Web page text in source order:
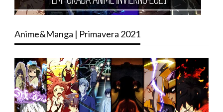
Anime&Manga | Primavera 2021